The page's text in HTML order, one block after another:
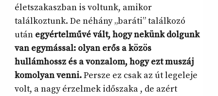
életszakaszban is voltunk, amikor
találkoztunk. De néhány „baráti” találkozó
után egyértelművé vált, hogy nekünk dolgunk
van egymással: olyan erős a közös
hullámhossz és a vonzalom, hogy ezt muszáj
komolyan venni.Persze ez csak az út legeleje
volt, a nagy érzelmek időszaka , de azért